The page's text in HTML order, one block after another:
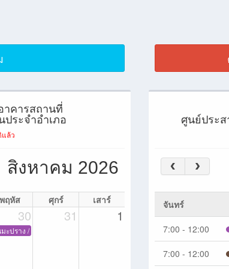
าคารสถานที่
ระจำอำเภอ
ล้ว
สิงหาคม 2026
พฤหัส ศุกร์ เสาร์
30 31 1
พระบาทสมเด็จพระเจ้าอยู่หัว เนื่องในโอกาสวันเฉลิมพระชนมพรรษา ๒๘
ะปราง / รัฐพิธี(50วัน)
รติพระบาทสมเด็จพระเจ้าอยู่หัว
นมพรรษาฯ
ศูนย์ประ
จันทร์
7:00 - 12:00
7:00 - 12:00